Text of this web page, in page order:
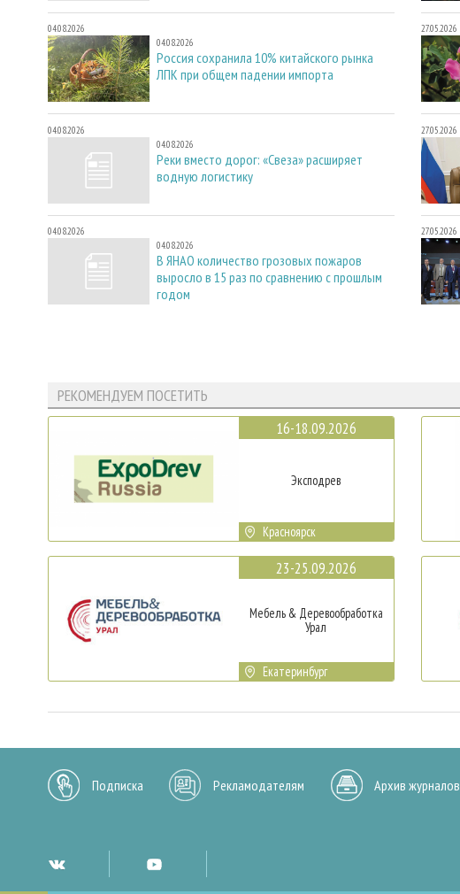
04.08.2026
04.08.2026
Россия сохранила 10% китайского рынка
ЛПК при общем падении импорта
04.08.2026
04.08.2026
Реки вместо дорог: «Свеза» расширяет
водную логистику
04.08.2026
04.08.2026
В ЯНАО количество грозовых пожаров
выросло в 15 раз по сравнению с прошлым
годом
27.05.2026
27.05.2026
27.05.2026
РЕКОМЕНДУЕМ ПОСЕТИТЬ
16-18.09.2026
Эксподрев
Красноярск
23-25.09.2026
Мебель & Деревообработка
Урал
Екатеринбург
Подписка Рекламодателям Архив журналов